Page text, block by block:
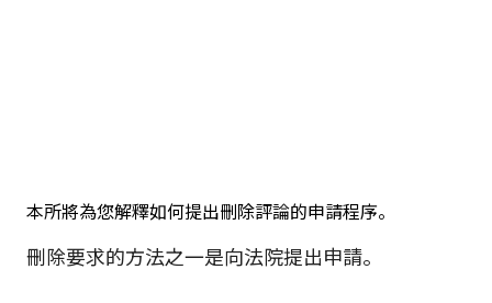
本所將為您解釋如何提出刪除評論的申請程序。
刪除要求的方法之一是向法院提出申請。